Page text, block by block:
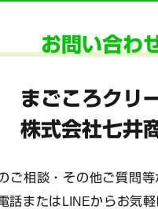
お問い合わ
まごころクリ
株式会社七井
ご相談・その他ご質問
話またはLINEからお気